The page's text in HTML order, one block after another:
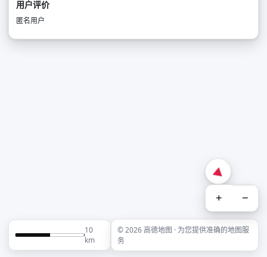
用户评价
匿名用户
+ −
10
km
© 2026 高德地图 · 为您提供准确的地图服
务